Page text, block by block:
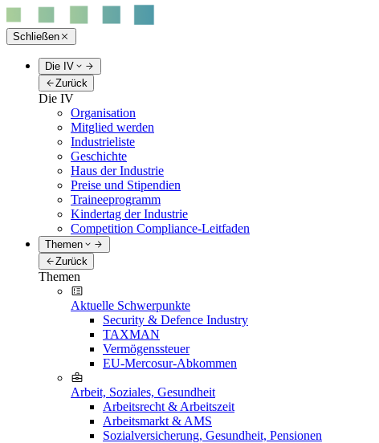
Schließen
Die IV
Zurück
Die IV
Organisation
Mitglied werden
Industrieliste
Geschichte
Haus der Industrie
Preise und Stipendien
Traineeprogramm
Kindertag der Industrie
Competition Compliance-Leitfaden
Themen
Zurück
Themen
Aktuelle Schwerpunkte
Security & Defence Industry
TAXMAN
Vermögenssteuer
EU-Mercosur-Abkommen
Arbeit, Soziales, Gesundheit
Arbeitsrecht & Arbeitszeit
Arbeitsmarkt & AMS
Sozialversicherung, Gesundheit, Pensionen